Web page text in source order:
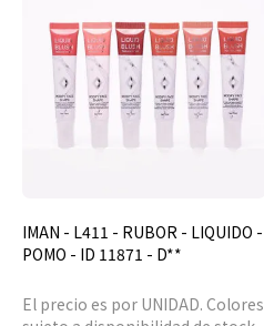
IMAN - L411 - RUBOR - LIQUIDO -
POMO - ID 11871 - D**
El precio es por UNIDAD. Colores